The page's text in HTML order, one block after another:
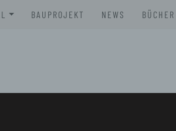
2023
BAUPROJEKT NEWS BÜCHER